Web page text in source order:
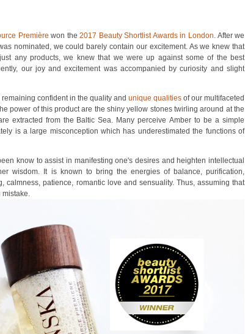
Première won the2017 Beauty Shortlist Awards in London. After we
nominated, we could barely contain our excitement. As we knew that
any products, we knew that we were up against some of the best
our joy and excitement was accompanied by curiosity and slight
confident in the quality and unique qualities of our multifaceted
power of this product are the shiny yellow stones twirling around at the
extracted from the Baltic Sea. Many perceive Amber to be a simple
is a large misconception which has underestimated the functions of
know toassist in manifesting one's desires and heighten intellectual
wisdom. It is known to bring the energies of balance, purification,
, calmness, patience, romantic love and sensuality. Thus, assuming that
mistake.